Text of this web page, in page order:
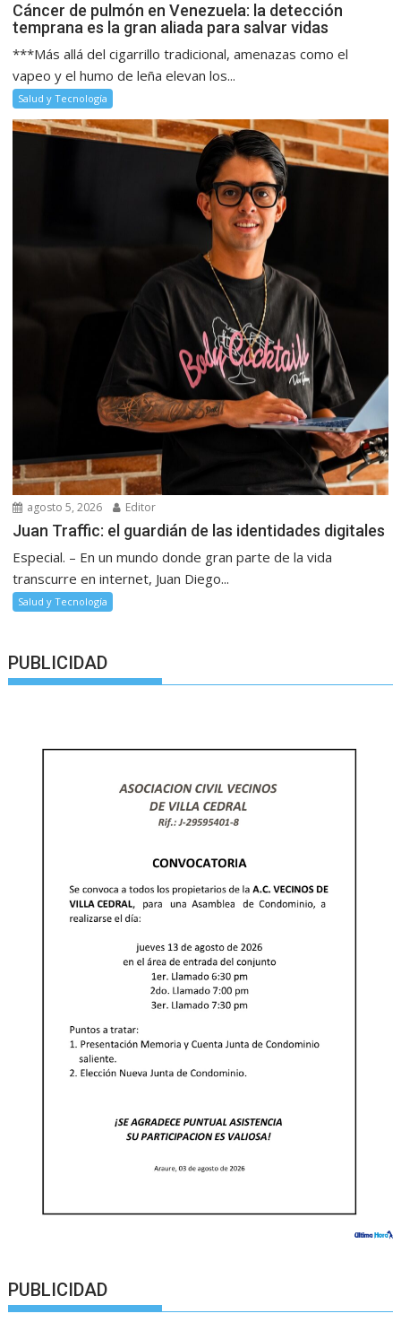
Cáncer de pulmón en Venezuela: la detección
temprana es la gran aliada para salvar vidas
***Más allá del cigarrillo tradicional, amenazas como el
vapeo y el humo de leña elevan los...
Salud y Tecnología
agosto 5, 2026 Editor
Juan Traffic: el guardián de las identidades digitales
Especial. – En un mundo donde gran parte de la vida
transcurre en internet, Juan Diego...
Salud y Tecnología
PUBLICIDAD
PUBLICIDAD